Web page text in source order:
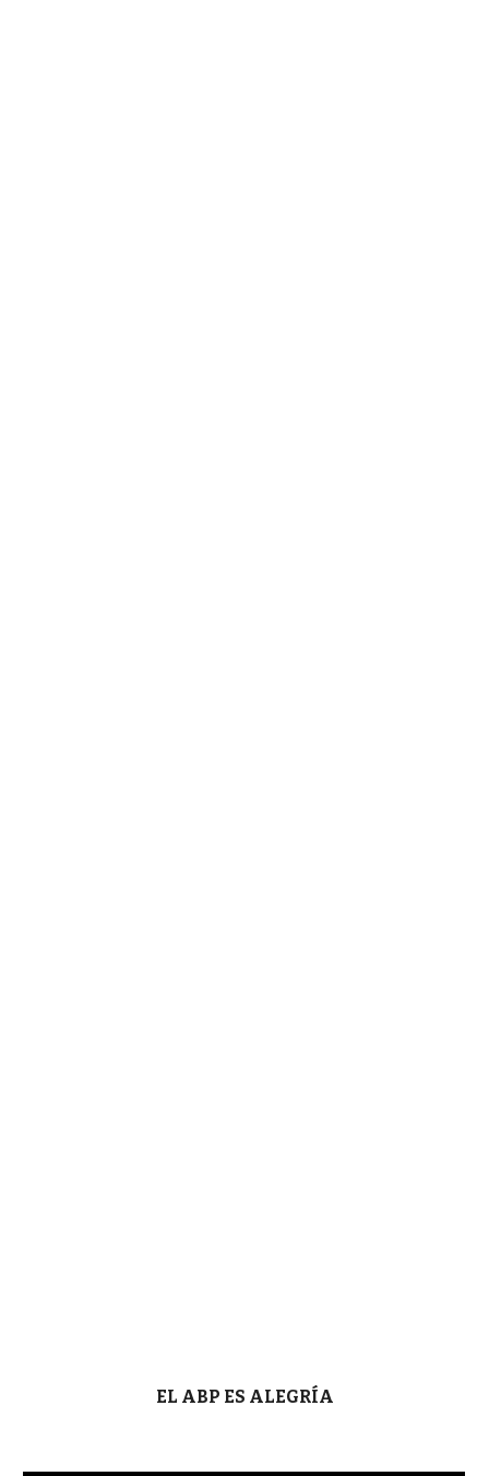
EL ABP ES ALEGRÍA